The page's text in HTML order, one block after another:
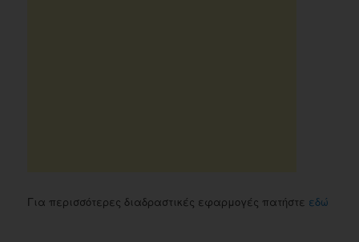
Για περισσότερες διαδραστικές εφαρμογές πατήστε εδώ